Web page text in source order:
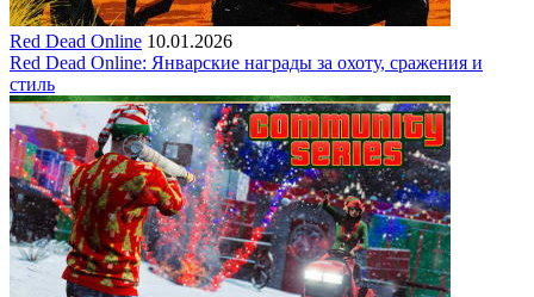
Red Dead Online 10.01.2026
Red Dead Online: Январские награды за охоту, сражения и
стиль